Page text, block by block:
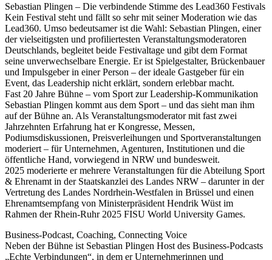
Sebastian Plingen – Die verbindende Stimme des Lead360 Festivals
Kein Festival steht und fällt so sehr mit seiner Moderation wie das
Lead360. Umso bedeutsamer ist die Wahl: Sebastian Plingen, einer
der vielseitigsten und profiliertesten Veranstaltungsmoderatoren
Deutschlands, begleitet beide Festivaltage und gibt dem Format
seine unverwechselbare Energie. Er ist Spielgestalter, Brückenbauer
und Impulsgeber in einer Person – der ideale Gastgeber für ein
Event, das Leadership nicht erklärt, sondern erlebbar macht.
Fast 20 Jahre Bühne – vom Sport zur Leadership-Kommunikation
Sebastian Plingen kommt aus dem Sport – und das sieht man ihm
auf der Bühne an. Als Veranstaltungsmoderator mit fast zwei
Jahrzehnten Erfahrung hat er Kongresse, Messen,
Podiumsdiskussionen, Preisverleihungen und Sportveranstaltungen
moderiert – für Unternehmen, Agenturen, Institutionen und die
öffentliche Hand, vorwiegend in NRW und bundesweit.
2025 moderierte er mehrere Veranstaltungen für die Abteilung Sport
& Ehrenamt in der Staatskanzlei des Landes NRW – darunter in der
Vertretung des Landes Nordrhein-Westfalen in Brüssel und einen
Ehrenamtsempfang von Ministerpräsident Hendrik Wüst im
Rahmen der Rhein-Ruhr 2025 FISU World University Games.
Business-Podcast, Coaching, Connecting Voice
Neben der Bühne ist Sebastian Plingen Host des Business-Podcasts
„Echte Verbindungen“, in dem er Unternehmerinnen und